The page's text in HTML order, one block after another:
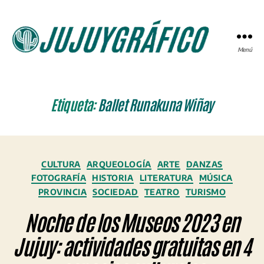
Menú
Etiqueta:Ballet Runakuna Wiñay
Categorías
CULTURA ARQUEOLOGÍA ARTE
DANZAS
FOTOGRAFÍA
HISTORIA LITERATURA
MÚSICA
PROVINCIA
SOCIEDAD TEATRO TURISMO
Noche de los Museos 2023 en
Jujuy: actividades gratuitas en 4